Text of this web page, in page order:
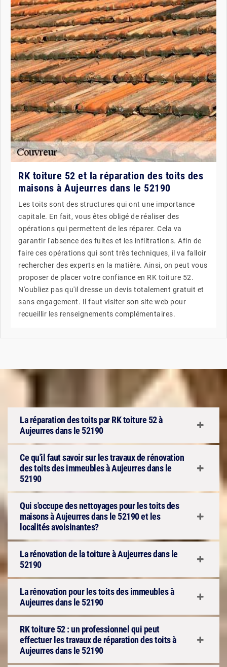
RK toiture 52 et la réparation des toits des
maisons à Aujeurres dans le 52190
Les toits sont des structures qui ont une importance
capitale. En fait, vous êtes obligé de réaliser des
opérations qui permettent de les réparer. Cela va
garantir l'absence des fuites et les infiltrations. Afin de
faire ces opérations qui sont très techniques, il va falloir
rechercher des experts en la matière. Ainsi, on peut vous
proposer de placer votre confiance en RK toiture 52.
N'oubliez pas qu'il dresse un devis totalement gratuit et
sans engagement. Il faut visiter son site web pour
recueillir les renseignements complémentaires.
La réparation des toits par RK toiture 52 à
Aujeurres dans le 52190
Ce qu'il faut savoir sur les travaux de rénovation
des toits des immeubles à Aujeurres dans le
52190
Qui s'occupe des nettoyages pour les toits des
maisons à Aujeurres dans le 52190 et les
localités avoisinantes?
La rénovation de la toiture à Aujeurres dans le
52190
La rénovation pour les toits des immeubles à
Aujeurres dans le 52190
RK toiture 52 : un professionnel qui peut
effectuer les travaux de réparation des toits à
Aujeurres dans le 52190